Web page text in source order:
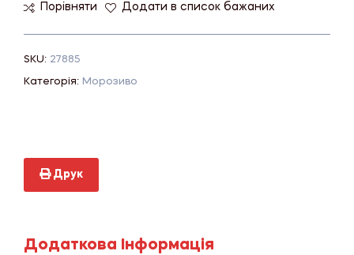
Порівняти Додати в список бажаних
SKU: 27885
Категорія: Морозиво
Друк
Додаткова Інформація